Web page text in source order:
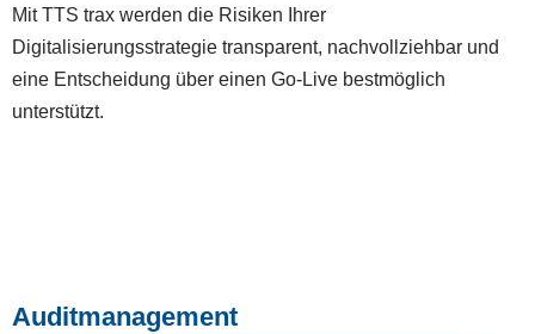
Mit TTS trax werden die Risiken Ihrer
Digitalisierungsstrategie transparent, nachvollziehbar und
eine Entscheidung über einen Go-Live bestmöglich
unterstützt.
Auditmanagement